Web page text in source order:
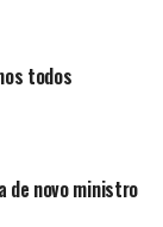
todos
de novo ministro